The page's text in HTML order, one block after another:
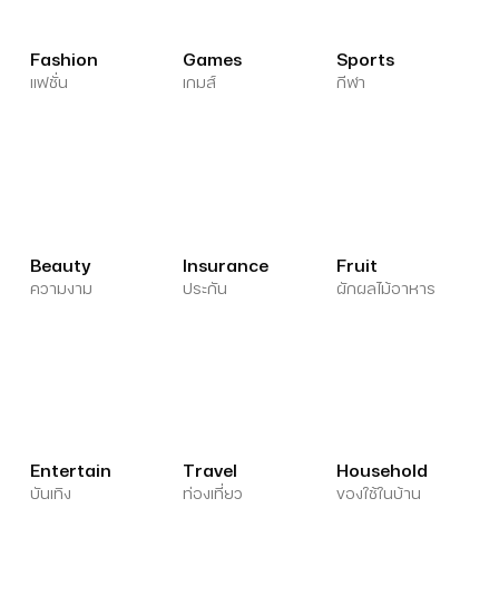
Fashion
แฟชั่น
Games
เกมส์
Sports
กีฬา
Beauty
ความงาม
Insurance
ประกัน
Fruit
ผักผลไม้อาหาร
Entertain
บันเทิง
Travel
ท่องเที่ยว
Household
ของใช้ในบ้าน